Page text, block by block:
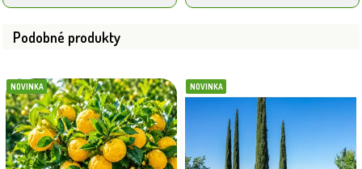
Podobné produkty
NOVINKA NOVINKA